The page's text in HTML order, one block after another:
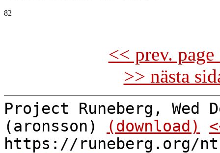
82
<< prev.
>> nästa
Project Runeberg, Wed
(aronsson)
(download)
https://runeberg.org/